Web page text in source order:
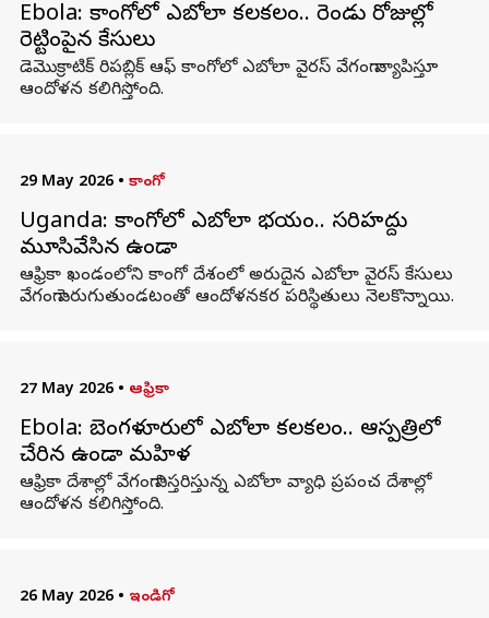
Ebola: కాంగోలో ఎబోలా కలకలం.. రెండు రోజుల్లో
రెట్టింపైన కేసులు
డెమొక్రాటిక్ రిపబ్లిక్ ఆఫ్ కాంగోలో ఎబోలా వైరస్ వేగంగా వ్యాపిస్తూ
ఆందోళన కలిగిస్తోంది.
29 May 2026 • కాంగో
Uganda: కాంగోలో ఎబోలా భయం.. సరిహద్దు
మూసివేసిన ఉగాండా
ఆఫ్రికా ఖండంలోని కాంగో దేశంలో అరుదైన ఎబోలా వైరస్ కేసులు
వేగంగా పెరుగుతుండటంతో ఆందోళనకర పరిస్థితులు నెలకొన్నాయి.
27 May 2026 • ఆఫ్రికా
Ebola: బెంగళూరులో ఎబోలా కలకలం.. ఆస్పత్రిలో
చేరిన ఉగాండా మహిళ
ఆఫ్రికా దేశాల్లో వేగంగా విస్తరిస్తున్న ఎబోలా వ్యాధి ప్రపంచ దేశాల్లో
ఆందోళన కలిగిస్తోంది.
26 May 2026 • ఇండిగో